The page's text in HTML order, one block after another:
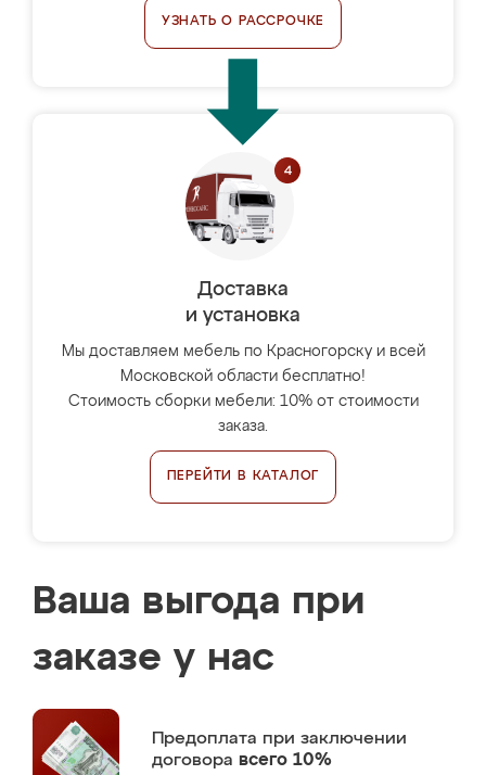
УЗНАТЬ О РАССРОЧКЕ
Доставка
и установка
Мы доставляем мебель по Красногорску и всей
Московской области бесплатно!
Стоимость сборки мебели: 10% от стоимости
заказа.
ПЕРЕЙТИ В КАТАЛОГ
Ваша выгода при
заказе у нас
Предоплата при заключении
договора всего 10%